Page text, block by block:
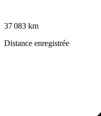
37 083 km
Distance enregistrée